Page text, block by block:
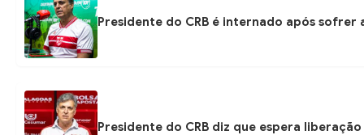
Presidente do CRB é internado após
Presidente do CRB diz que espera